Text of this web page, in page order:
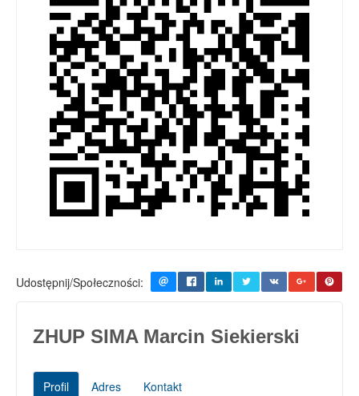
Udostępnij/Społeczności:
ZHUP SIMA Marcin Siekierski
Profil Adres
Kontakt